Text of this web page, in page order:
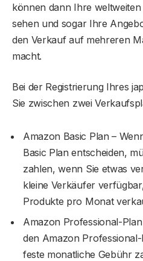
können dann Ihre
sehen und sogar Ihre
den Verkauf auf mehreren
macht.
Bei der Registrierung Ihres
Sie zwischen zwei
Amazon Basic Plan –
Basic Plan entscheiden,
zahlen, wenn Sie etwas
kleine Verkäufer
Produkte pro Monat
Amazon Professional-
den Amazon
feste monatliche Gebühr